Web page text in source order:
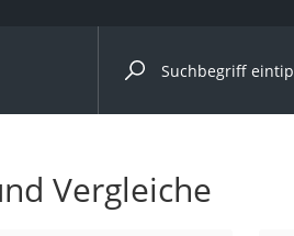
nach Kategorie
Vergleiche